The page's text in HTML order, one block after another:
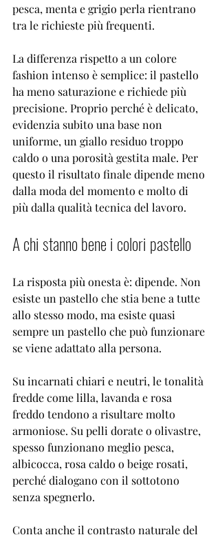
pesca, menta e grigio perla rientrano
tra le richieste più frequenti.
La differenza rispetto a un colore
fashion intenso è semplice: il pastello
ha meno saturazione e richiede più
precisione. Proprio perché è delicato,
evidenzia subito una base non
uniforme, un giallo residuo troppo
caldo o una porosità gestita male. Per
questo il risultato finale dipende meno
dalla moda del momento e molto di
più dalla qualità tecnica del lavoro.
A chi stanno bene i colori pastello
La risposta più onesta è: dipende. Non
esiste un pastello che stia bene a tutte
allo stesso modo, ma esiste quasi
sempre un pastello che può funzionare
se viene adattato alla persona.
Su incarnati chiari e neutri, le tonalità
fredde come lilla, lavanda e rosa
freddo tendono a risultare molto
armoniose. Su pelli dorate o olivastre,
spesso funzionano meglio pesca,
albicocca, rosa caldo o beige rosati,
perché dialogano con il sottotono
senza spegnerlo.
Conta anche il contrasto naturale del